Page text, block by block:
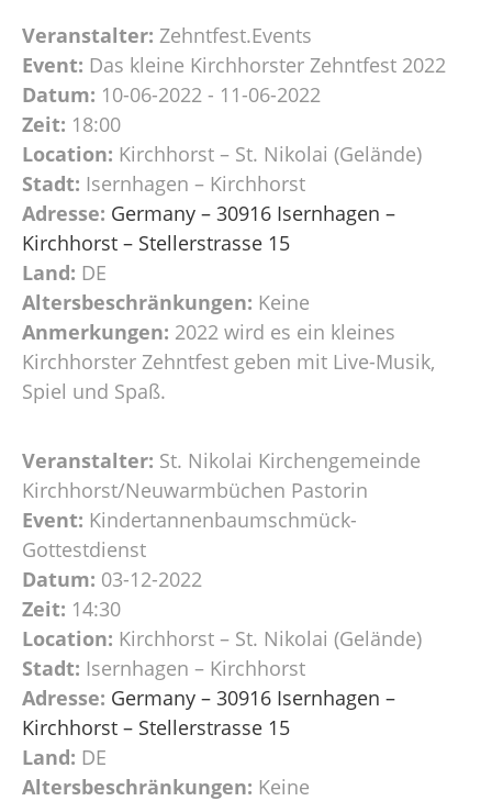
Veranstalter: Zehntfest.Events
Event: Das kleine Kirchhorster Zehntfest 2022
Datum: 10-06-2022 - 11-06-2022
Zeit: 18:00
Location: Kirchhorst – St. Nikolai (Gelände)
Stadt: Isernhagen – Kirchhorst
Adresse: Germany – 30916 Isernhagen –
Kirchhorst – Stellerstrasse 15
Land: DE
Altersbeschränkungen: Keine
Anmerkungen: 2022 wird es ein kleines
Kirchhorster Zehntfest geben mit Live-Musik,
Spiel und Spaß.
Veranstalter: St. Nikolai Kirchengemeinde
Kirchhorst/Neuwarmbüchen Pastorin
Event: Kindertannenbaumschmück-
Gottestdienst
Datum: 03-12-2022
Zeit: 14:30
Location: Kirchhorst – St. Nikolai (Gelände)
Stadt: Isernhagen – Kirchhorst
Adresse: Germany – 30916 Isernhagen –
Kirchhorst – Stellerstrasse 15
Land: DE
Altersbeschränkungen: Keine